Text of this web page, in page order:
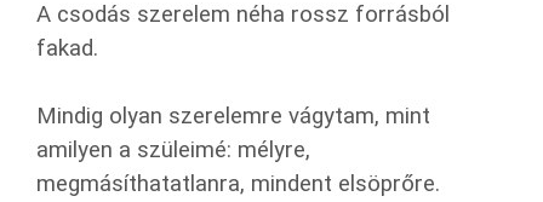
A csodás szerelem néha rossz forrásból
fakad.
Mindig olyan szerelemre vágytam, mint
amilyen a szüleimé: mélyre,
megmásíthatatlanra, mindent elsöprőre.